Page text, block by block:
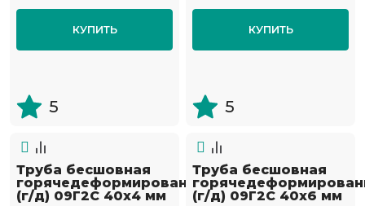
КУПИТЬ
5
КУПИТЬ
5
Труба бесшовная
горячедеформированная
(г/д) 09Г2С 40х4 мм
Труба бесшовная
(г/д) 09Г2С 40х6 мм